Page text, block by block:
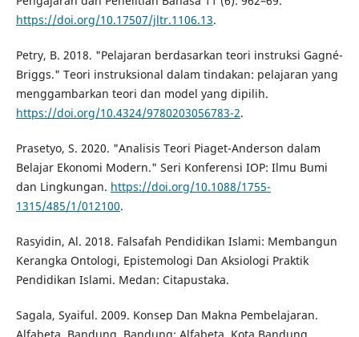
https://doi.org/10.17507/jltr.1106.13.
Petry, B. 2018. "Pelajaran berdasarkan teori instruksi Gagné-
Briggs." Teori instruksional dalam tindakan: pelajaran yang
menggambarkan teori dan model yang dipilih.
https://doi.org/10.4324/9780203056783-2.
Prasetyo, S. 2020. "Analisis Teori Piaget-Anderson dalam
Belajar Ekonomi Modern." Seri Konferensi IOP: Ilmu Bumi
dan Lingkungan. https://doi.org/10.1088/1755-
1315/485/1/012100.
Rasyidin, Al. 2018. Falsafah Pendidikan Islami: Membangun
Kerangka Ontologi, Epistemologi Dan Aksiologi Praktik
Pendidikan Islami. Medan: Citapustaka.
Sagala, Syaiful. 2009. Konsep Dan Makna Pembelajaran.